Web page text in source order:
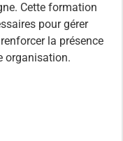
Cette formation
pour gérer
la présence
organisation.